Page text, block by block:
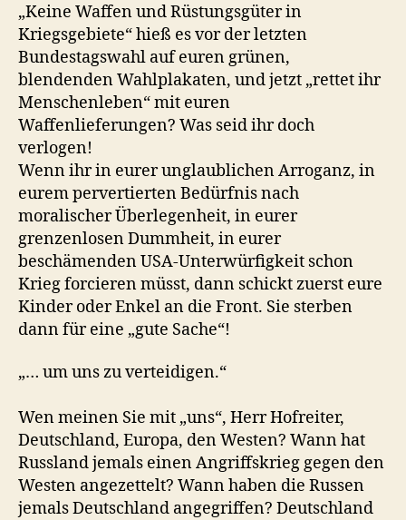
„Keine Waffen und Rüstungsgüter in
Kriegsgebiete“ hieß es vor der letzten
Bundestagswahl auf euren grünen,
blendenden Wahlplakaten, und jetzt „rettet ihr
Menschenleben“ mit euren
Waffenlieferungen? Was seid ihr doch
verlogen!
Wenn ihr in eurer unglaublichen Arroganz, in
eurem pervertierten Bedürfnis nach
moralischer Überlegenheit, in eurer
grenzenlosen Dummheit, in eurer
beschämenden USA-Unterwürfigkeit schon
Krieg forcieren müsst, dann schickt zuerst eure
Kinder oder Enkel an die Front. Sie sterben
dann für eine „gute Sache“!
„… um uns zu verteidigen.“
Wen meinen Sie mit „uns“, Herr Hofreiter,
Deutschland, Europa, den Westen? Wann hat
Russland jemals einen Angriffskrieg gegen den
Westen angezettelt? Wann haben die Russen
jemals Deutschland angegriffen? Deutschland